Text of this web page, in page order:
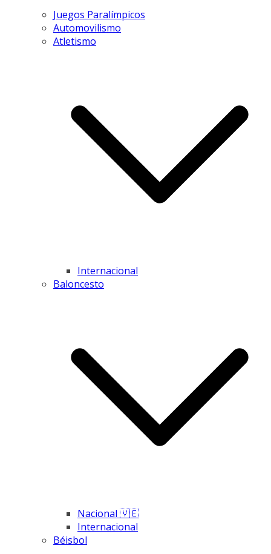
Juegos Paralímpicos
Automovilismo
Atletismo
Internacional
Baloncesto
Nacional 🇻🇪
Internacional
Béisbol